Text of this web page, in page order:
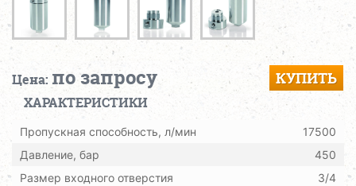
Цена: по запросу КУПИТЬ
ХАРАКТЕРИСТИКИ
Пропускная способность, л/мин
17500
Давление, бар
450
Размер входного отверстия
3/4